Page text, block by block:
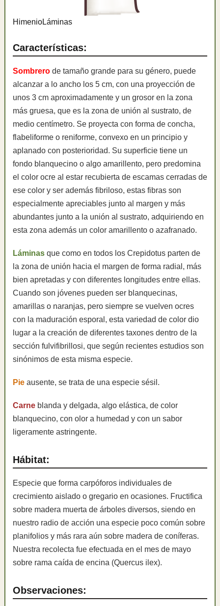
HimenioLáminas
Características:
Sombrero de tamaño grande para su género, puede
alcanzar a lo ancho los 5 cm, con una proyección de
unos 3 cm aproximadamente y un grosor en la zona
más gruesa, que es la zona de unión al sustrato, de
medio centímetro. Se proyecta con forma de concha,
flabeliforme o reniforme, convexo en un principio y
aplanado con posterioridad. Su superficie tiene un
fondo blanquecino o algo amarillento, pero predomina
el color ocre al estar recubierta de escamas cerradas de
ese color y ser además fibriloso, estas fibras son
especialmente apreciables junto al margen y más
abundantes junto a la unión al sustrato, adquiriendo en
esta zona además un color amarillento o azafranado.
Láminas que como en todos los Crepidotus parten de
la zona de unión hacia el margen de forma radial, más
bien apretadas y con diferentes longitudes entre ellas.
Cuando son jóvenes pueden ser blanquecinas,
amarillas o naranjas, pero siempre se vuelven ocres
con la maduración esporal, esta variedad de color dio
lugar a la creación de diferentes taxones dentro de la
sección fulvifibrillosi, que según recientes estudios son
sinónimos de esta misma especie.
Pie ausente, se trata de una especie sésil.
Carne blanda y delgada, algo elástica, de color
blanquecino, con olor a humedad y con un sabor
ligeramente astringente.
Hábitat:
Especie que forma carpóforos individuales de
crecimiento aislado o gregario en ocasiones. Fructifica
sobre madera muerta de árboles diversos, siendo en
nuestro radio de acción una especie poco común sobre
planifolios y más rara aún sobre madera de coníferas.
Nuestra recolecta fue efectuada en el mes de mayo
sobre rama caída de encina (Quercus ilex).
Observaciones: